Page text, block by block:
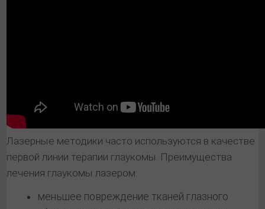
Лазерные методики часто используются в качестве
первой линии терапии глаукомы. Преимущества
лечения глаукомы лазером:
меньшее повреждение тканей глазного